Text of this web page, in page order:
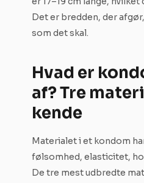
Det er bredden, der
som det skal.
Hvad er
af? Tre
kende
Materialet i et kondom
følsomhed, elasticitet,
De tre mest udbredte